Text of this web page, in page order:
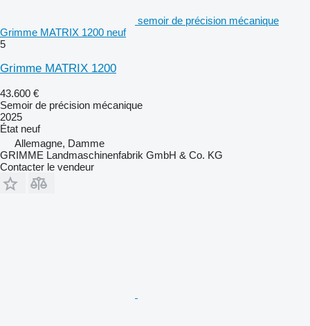
semoir de précision mécanique
Grimme MATRIX 1200 neuf
5
Grimme MATRIX 1200
43.600 €
Semoir de précision mécanique
2025
État neuf
Allemagne, Damme
GRIMME Landmaschinenfabrik GmbH & Co. KG
Contacter le vendeur